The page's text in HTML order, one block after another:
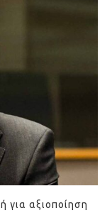
για αξιοποίηση